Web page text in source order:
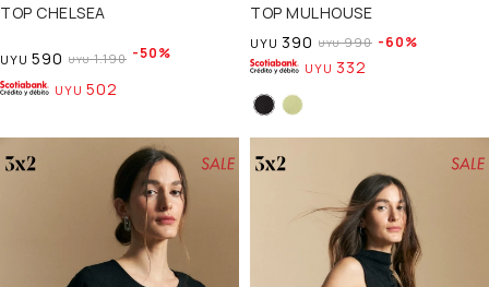
TOP CHELSEA
UYU 590 UYU 1.190 50
UYU 502
TOP MULHOUSE
UYU 390 UYU 990 60
UYU 332